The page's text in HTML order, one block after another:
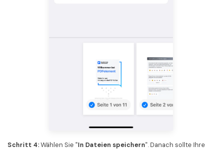
Schritt 4:Wählen Sie "In Dateien speichern". Danach sollte Ihre